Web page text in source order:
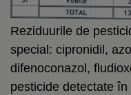
Reziduurile de
special: cipronidil,
difenoconazol,
pesticide detectate